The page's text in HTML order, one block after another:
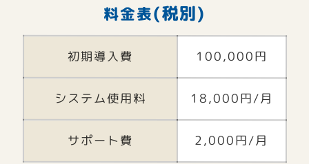
料金表(税別)
初期導入費 100,000円
システム使用料 18,000円/月
サポート費 2,000円/月